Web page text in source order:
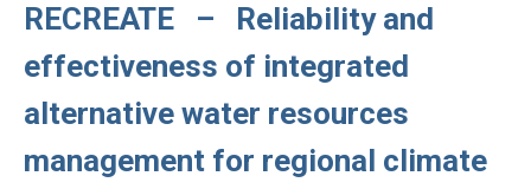
RECREATE – Reliability and
effectiveness of integrated
alternative water resources
management for regional climate